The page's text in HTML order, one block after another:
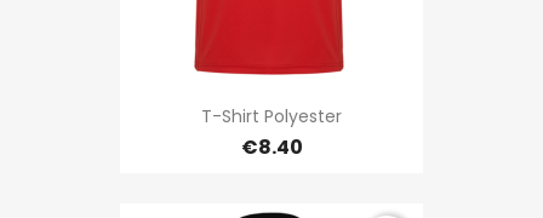
T-Shirt Polyester
€8.40